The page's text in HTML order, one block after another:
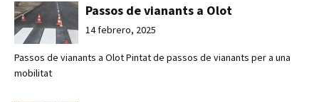
Passos de vianants a Olot
14 febrero, 2025
Passos de vianants a Olot Pintat de passos de vianants per a una
mobilitat